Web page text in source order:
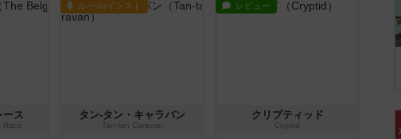
ース
Race
ルール/インスト
タン-タン・キャラバン
Tan-tan Caravan
レビュー
クリプティッド
Cryptid